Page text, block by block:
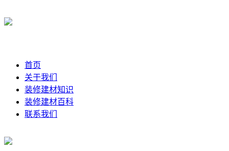
首页
关于我们
装修建材知识
装修建材百科
联系我们